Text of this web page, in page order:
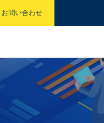
お問い合わせ